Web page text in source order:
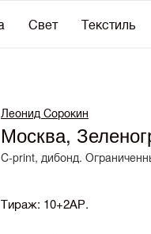
Свет Текстиль
Леонид Сорокин
Москва,
C-print, дибонд.
Тираж: 10+2АР.